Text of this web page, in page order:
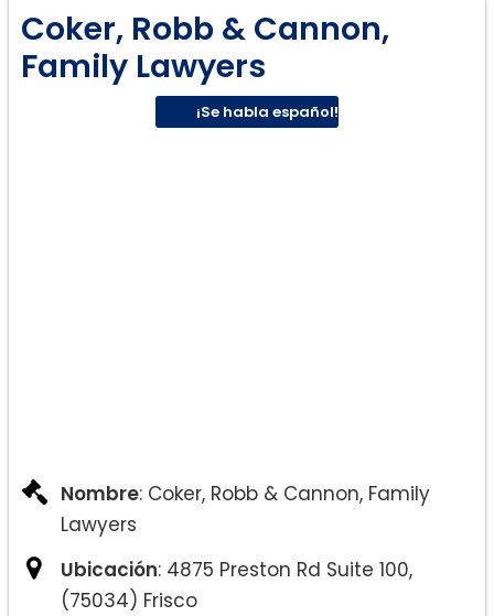
Coker, Robb & Cannon,
Family Lawyers
¡Se habla español!
Nombre: Coker, Robb & Cannon, Family
Lawyers
Ubicación: 4875 Preston Rd Suite 100,
(75034) Frisco